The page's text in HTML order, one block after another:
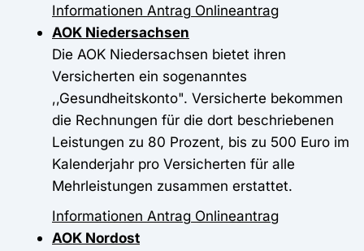
Informationen Antrag Onlineantrag
AOK Niedersachsen
Die AOK Niedersachsen bietet ihren
Versicherten ein sogenanntes
,,Gesundheitskonto". Versicherte bekommen
die Rechnungen für die dort beschriebenen
Leistungen zu 80 Prozent, bis zu 500 Euro im
Kalenderjahr pro Versicherten für alle
Mehrleistungen zusammen erstattet.
Informationen Antrag Onlineantrag
AOK Nordost